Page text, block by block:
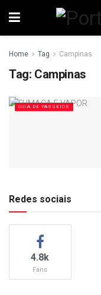
Home Tag Campinas
Tag: Campinas
GUIA DE PASSEIOS
Redes sociais
4.8k
Fans